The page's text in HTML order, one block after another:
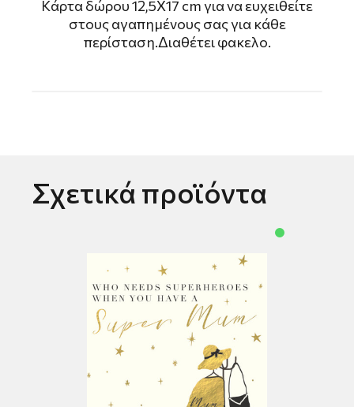
Kάρτα δώρου 12,5Χ17 cm για να ευχειθείτε
στους αγαπημένους σας για κάθε
περίσταση.Διαθέτει φακελο.
Σχετικά προϊόντα